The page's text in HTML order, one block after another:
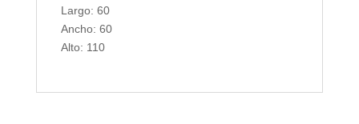
Largo: 60
Ancho: 60
Alto: 110